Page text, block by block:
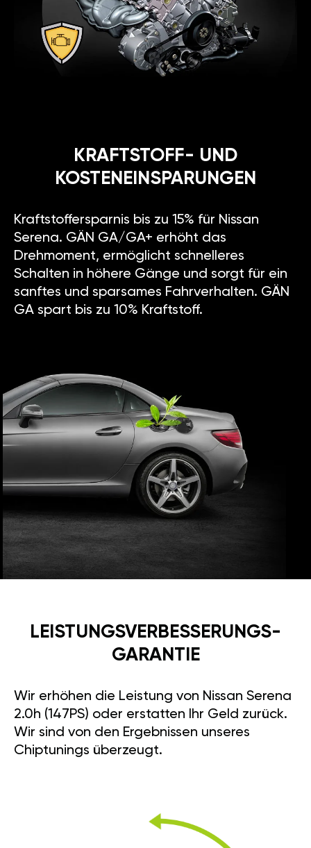
KRAFTSTOFF- UND
KOSTENEINSPARUNGEN
Kraftstoffersparnis bis zu 15% für Nissan
Serena. GÄN GA/GA+ erhöht das
Drehmoment, ermöglicht schnelleres
Schalten in höhere Gänge und sorgt für ein
sanftes und sparsames Fahrverhalten. GÄN
GA spart bis zu 10% Kraftstoff.
LEISTUNGSVERBESSE­RUNGS­
GARANTIE
Wir erhöhen die Leistung von Nissan Serena
2.0h (147PS) oder erstatten Ihr Geld zurück.
Wir sind von den Ergebnissen unseres
Chiptunings überzeugt.